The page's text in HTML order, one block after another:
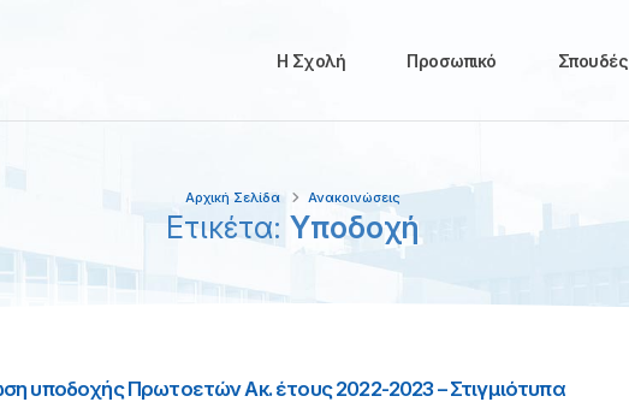
Η Σχολή Προσωπικό Σπουδές
Ετικέτα: Υποδοχή
Αρχική Σελίδα Ανακοινώσεις
υποδοχής Πρωτοετών Ακ. έτους 2022-2023 – Στιγμιότυπα